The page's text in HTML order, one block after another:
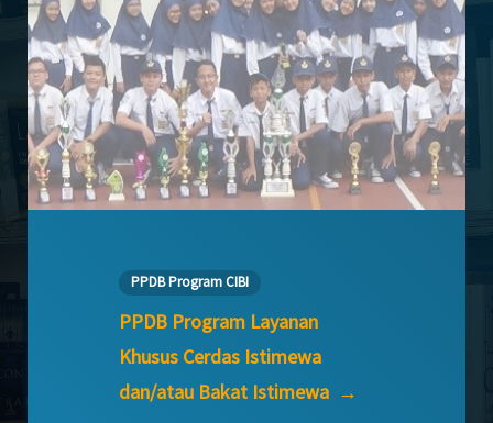
PPDB Program CIBI
PPDB Program Layanan
Khusus Cerdas Istimewa
dan/atau Bakat Istimewa →